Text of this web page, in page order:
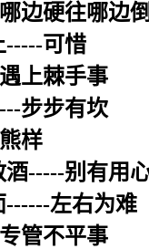
边硬往哪边
-----可惜
上棘手事
步步有坎
样
酒-----别有用
------左右为难
管不平事